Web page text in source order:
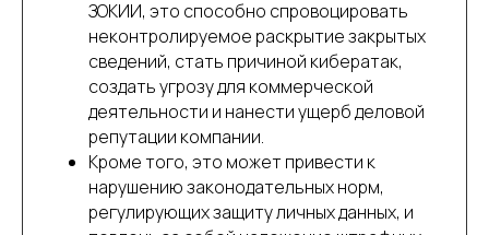
ЗОКИИ, это способно спровоцировать
неконтролируемое раскрытие закрытых
сведений, стать причиной кибератак,
создать угрозу для коммерческой
деятельности и нанести ущерб деловой
репутации компании.
Кроме того, это может привести к
нарушению законодательных норм,
регулирующих защиту личных данных, и